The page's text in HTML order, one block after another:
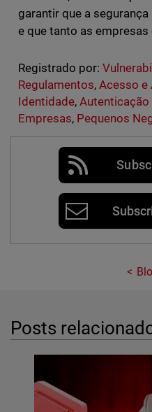
garantir que a
e que tanto as empresas
Registrado por:
Regulamentos, Acesso e
Identidade,
Empresas, Pequenos
Posts